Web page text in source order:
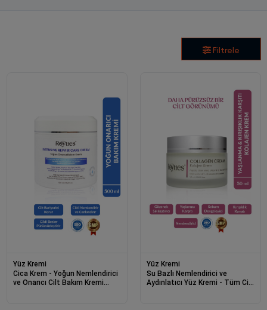
Filtrele
Yüz Kremi
Cica Krem - Yoğun Nemlendirici
ve Onarıcı Cilt Bakım Kremi
Yüz Kremi
Su Bazlı Nemlendirici ve
Aydınlatıcı Yüz Kremi - Tüm Cilt